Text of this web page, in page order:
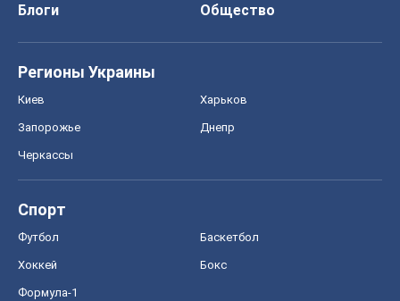
Блоги
Общество
Регионы Украины
Киев Харьков
Запорожье Днепр
Черкассы
Спорт
Футбол Баскетбол
Хоккей Бокс
Формула-1